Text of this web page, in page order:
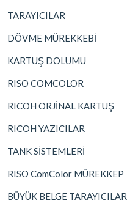
TARAYICILAR
DÖVME MÜREKKEBİ
KARTUŞ DOLUMU
RISO COMCOLOR
RICOH ORJİNAL KARTUŞ
RICOH YAZICILAR
TANK SİSTEMLERİ
RISO ComColor MÜREKKEP
BÜYÜK BELGE TARAYICILAR